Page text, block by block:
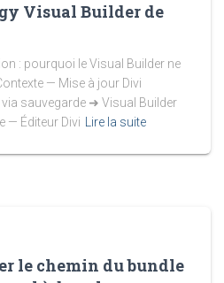
Visual Builder de
: pourquoi le Visual Builder ne
— Mise à jour Divi
sauvegarde ➜ Visual Builder
— Éditeur Divi
Lire la suite
le chemin du bundle